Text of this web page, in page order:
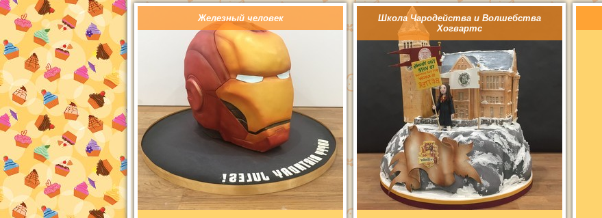
Железный человек
Школа Чародейства и Волшебства
Хогвартс